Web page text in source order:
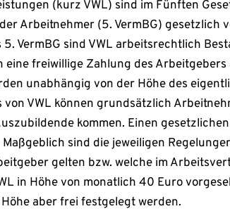
(kurz VWL) sind im Fünften
Arbeitnehmer (5. VermBG) gesetzlich
VermBG sind VWL arbeitsrechtlich
eine freiwillige Zahlung des Arbeitgebers
unabhängig von der Höhe des
von VWL können grundsätzlich
kommen. Einen
sind die jeweiligen
gelten bzw. welche im
in Höhe von monatlich 40 Euro
aber frei festgelegt werden.